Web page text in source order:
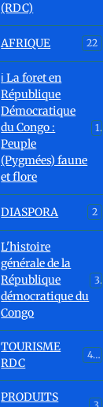
(RDC)
AFRIQUE 22
ℹ️ La foret en
République
Démocratique
du Congo :
Peuple
(Pygmées) faune
et flore
15
DIASPORA 2
L'histoire
générale de la
République
démocratique du
Congo
30
TOURISME
RDC
43
PRODUITS